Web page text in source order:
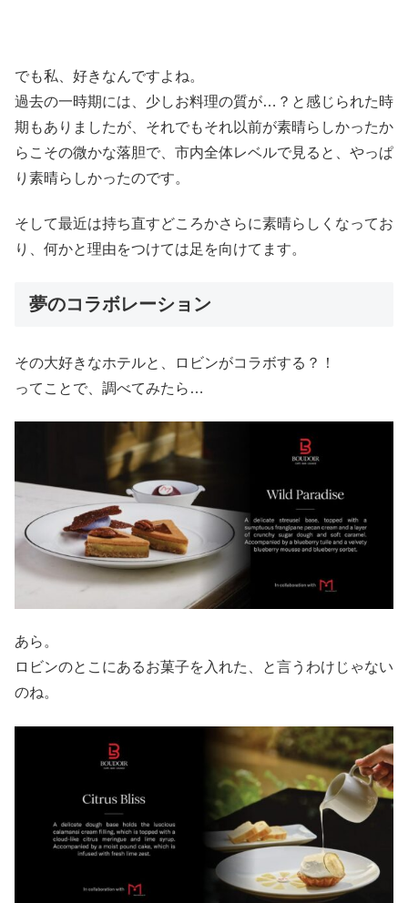
でも私、好きなんですよね。
過去の一時期には、少しお料理の質が…？と感じられた時
期もありましたが、それでもそれ以前が素晴らしかったか
らこその微かな落胆で、市内全体レベルで見ると、やっぱ
り素晴らしかったのです。
そして最近は持ち直すどころかさらに素晴らしくなってお
り、何かと理由をつけては足を向けてます。
夢のコラボレーション
その大好きなホテルと、ロビンがコラボする？！
ってことで、調べてみたら…
あら。
ロビンのとこにあるお菓子を入れた、と言うわけじゃない
のね。